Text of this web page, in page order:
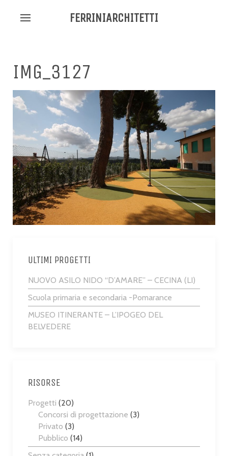
FERRINIARCHITETTI
IMG_3127
ULTIMI PROGETTI
NUOVO ASILO NIDO “D’AMARE” – CECINA (LI)
Scuola primaria e secondaria -Pomarance
MUSEO ITINERANTE – L’IPOGEO DEL
BELVEDERE
RISORSE
Progetti (20)
Concorsi di progettazione (3)
Privato (3)
Pubblico (14)